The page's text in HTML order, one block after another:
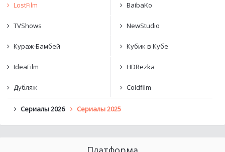
LostFilm BaibaKo
TVShows NewStudio
Кураж-Бамбей Кубик в Кубе
IdeaFilm HDRezka
Дубляж Coldfilm
Сериалы 2026 Сериалы 2025